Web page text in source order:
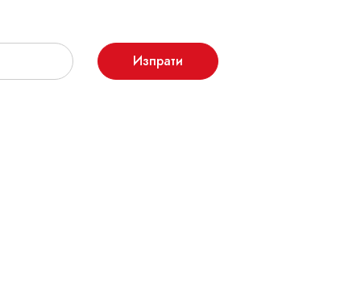
Изпрати